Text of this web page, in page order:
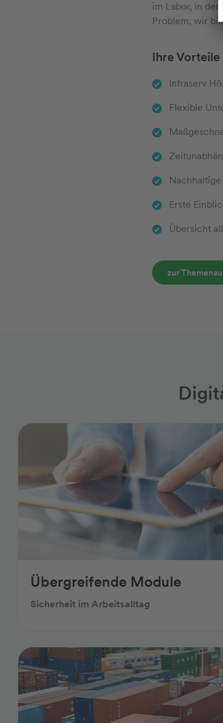
im Labor, in
Problem, wir
Ihre Vorteile
Infraserv
Flexible
Erste
Übersicht
zur
Übergreifende Module
Sicherheit im Arbeitsalltag